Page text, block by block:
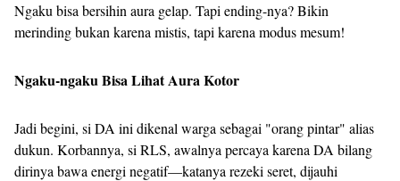
Ngaku bisa bersihin aura gelap. Tapi ending-nya? Bikin
merinding bukan karena mistis, tapi karena modus mesum!
Ngaku-ngaku Bisa Lihat Aura Kotor
Jadi begini, si DA ini dikenal warga sebagai "orang pintar" alias
dukun. Korbannya, si RLS, awalnya percaya karena DA bilang
dirinya bawa energi negatif—katanya rezeki seret, dijauhi